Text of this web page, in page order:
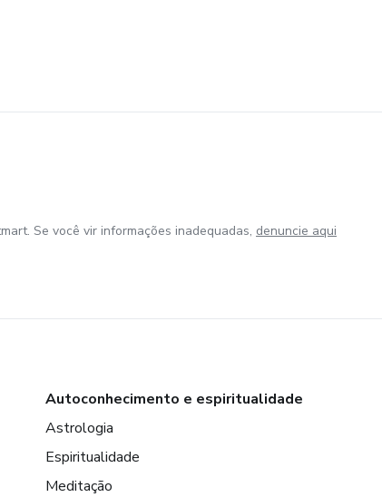
Se você vir informações inadequadas, denuncie aqui
Autoconhecimento e espiritualidade
Astrologia
Espiritualidade
Meditação